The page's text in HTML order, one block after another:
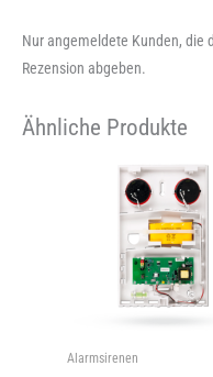
Nur angemeldete Kunden, die
Rezension abgeben.
Ähnliche Produkte
Alarmsirenen